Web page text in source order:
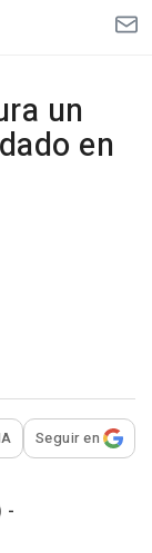
un
en
para
Seguir en
-